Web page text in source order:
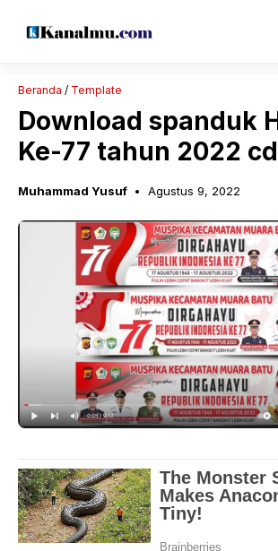
Beranda / Template
Download spanduk
Ke-77 tahun 2022
Muhammad Yusuf Agustus 9, 2022